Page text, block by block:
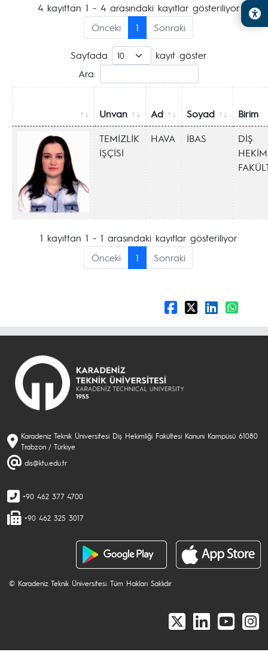
4 kayıttan 1 - 4 arasındaki kayıtlar gösteriliyor
Önceki
1 Sonraki
Sayfada
kayıt göster
Ara:
Unvan Ad Soyad
Birim
TEMİZLİK
İŞÇİSİ
HAVA İBAS
DİŞ
1 kayıttan 1 - 1 arasındaki kayıtlar gösteriliyor
Önceki
1 Sonraki
Karadeniz Teknik Üniversitesi Diş Hekimliği Fakültesi Kanuni Kampüsü 61080
Trabzon / Türkiye
dis@ktu.edu.tr
+90 462 377 4700
+90 462 325 3017
© Karadeniz Teknik Üniversitesi. Tüm Hakları Saklıdır